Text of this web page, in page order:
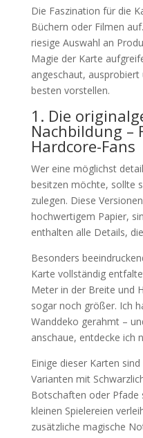
Die Faszination für die
Büchern oder Filmen
riesige Auswahl an
Magie der Karte
angeschaut,
besten vorstellen.
1. Die
Nachbildung –
Hardcore-Fans
Wer eine möglichst
besitzen möchte, sollte
zulegen. Diese
hochwertigem Papier,
enthalten alle Details,
Besonders
Karte vollständig
Meter in der Breite und
sogar noch größer. Ich
Wanddeko gerahmt –
anschaue, entdecke ich
Einige dieser Karten
Varianten mit
Botschaften oder Pfade
kleinen Spielereien
zusätzliche magische